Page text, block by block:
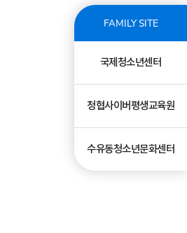
FAMILY SITE
국제청소년센터
청협사이버평생교육원
수유동청소년문화센터